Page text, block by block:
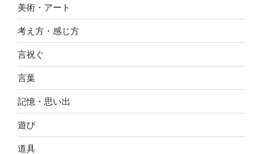
美術・アート
考え方・感じ方
言祝ぐ
言葉
記憶・思い出
遊び
道具